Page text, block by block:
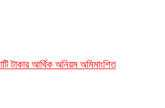
টাকার আর্থিক অনিয়ম অমিমাংশিত